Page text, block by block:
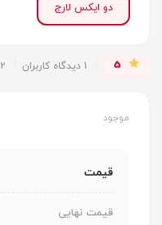
دو ایکس لارج
1 دیدگاه کاربران 2 پرسش و پاسخ
موجود
قیمت
قیمت نهایی